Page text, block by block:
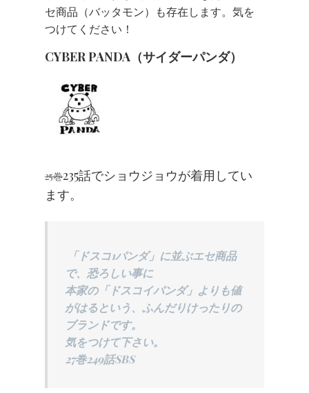
セ商品（バッタモン）も存在します。気を
つけてください！
CYBER PANDA（サイダーパンダ）
25巻235話でショウジョウが着用してい
ます。
「ドスコ1パンダ」に並ぶエセ商品
で、恐ろしい事に
本家の「ドスコイパンダ」よりも値
がはるという、ふんだりけったりの
ブランドです。
気をつけて下さい。
27巻249話SBS